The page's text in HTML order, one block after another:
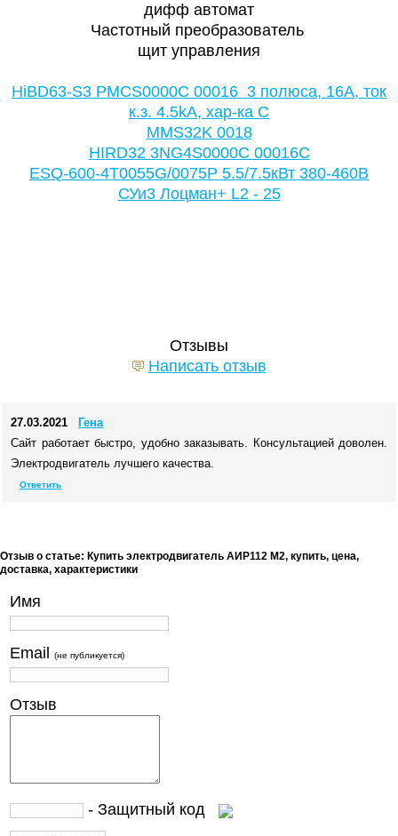
дифф автомат
Частотный преобразователь
щит управления
HiBD63-S3 PMCS0000C 00016 3 полюса, 16А, ток
к.з. 4.5kA, хар-ка C
MMS32K 0018
HIRD32 3NG4S0000C 00016C
ESQ-600-4T0055G/0075P 5.5/7.5кВт 380-460В
СУи3 Лоцман+ L2 - 25
Отзывы
Написать отзыв
27.03.2021
Гена
Сайт работает быстро, удобно заказывать. Консультацией доволен.
Электродвигатель лучшего качества.
Ответить
Отзыв о статье: Купить электродвигатель АИР112 М2, купить, цена,
доставка, характеристики
Имя
Email (не публикуется)
Отзыв
- Защитный код